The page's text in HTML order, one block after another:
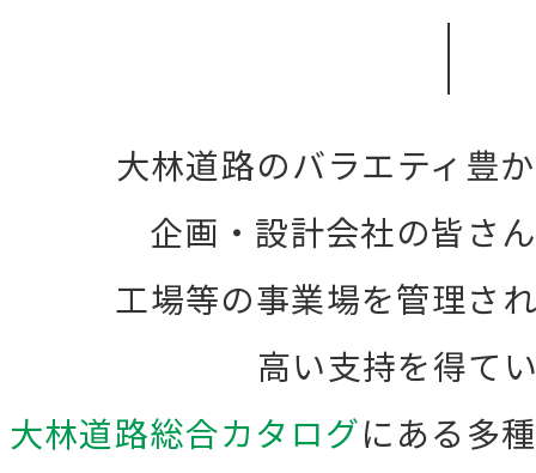
⼤林道路のバラエティ豊
企画・設計会社の皆さ
工場等の事業場を管理さ
高い支持を得て
大林道路総合カタログにある多